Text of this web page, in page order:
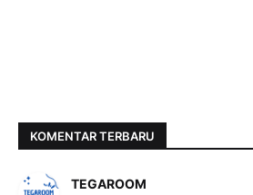
KOMENTAR TERBARU
TEGAROOM